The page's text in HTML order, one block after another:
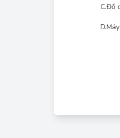
C.Đồ
D.
Cơ khí chế